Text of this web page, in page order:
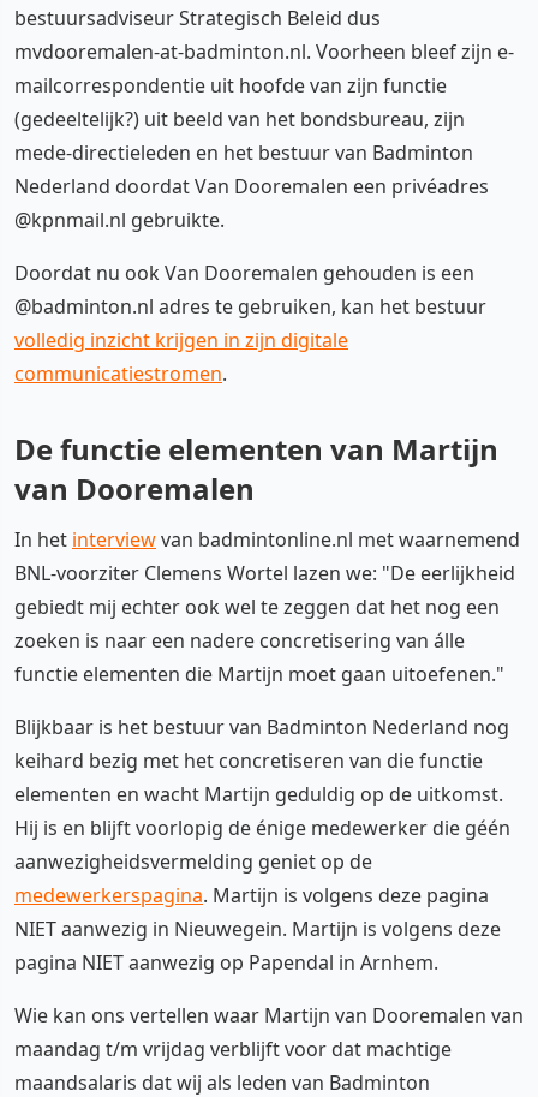
bestuursadviseur Strategisch Beleid dus
mvdooremalen-at-badminton.nl. Voorheen bleef zijn e-
mailcorrespondentie uit hoofde van zijn functie
(gedeeltelijk?) uit beeld van het bondsbureau, zijn
mede-directieleden en het bestuur van Badminton
Nederland doordat Van Dooremalen een privéadres
@kpnmail.nl gebruikte.
Doordat nu ook Van Dooremalen gehouden is een
@badminton.nl adres te gebruiken, kan het bestuur
volledig inzicht krijgen in zijn digitale
communicatiestromen.
De functie elementen van Martijn
van Dooremalen
In het interviewvan badmintonline.nl met waarnemend
BNL-voorziter Clemens Wortel lazen we: "De eerlijkheid
gebiedt mij echter ook wel te zeggen dat het nog een
zoeken is naar een nadere concretisering van álle
functie elementen die Martijn moet gaan uitoefenen."
Blijkbaar is het bestuur van Badminton Nederland nog
keihard bezig met het concretiseren van die functie
elementen en wacht Martijn geduldig op de uitkomst.
Hij is en blijft voorlopig de énige medewerker die géén
aanwezigheidsvermelding geniet op de
medewerkerspagina. Martijn is volgens deze pagina
NIET aanwezig in Nieuwegein. Martijn is volgens deze
pagina NIET aanwezig op Papendal in Arnhem.
Wie kan ons vertellen waar Martijn van Dooremalen van
maandag t/m vrijdag verblijft voor dat machtige
maandsalaris dat wij als leden van Badminton